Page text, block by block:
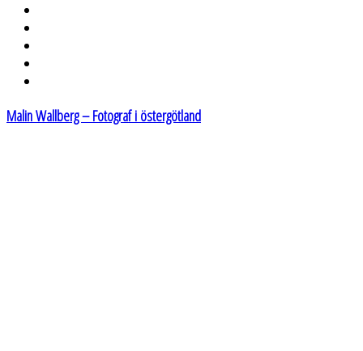
Malin Wallberg – Fotograf i östergötland